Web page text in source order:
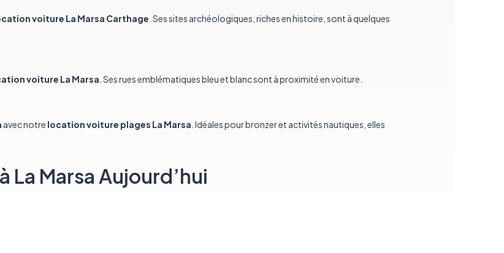
voiture La Marsa Carthage . Ses sites archéologiques, riches en histoire, sont à quelques
voiture La Marsa . Ses rues emblématiques bleu et blanc sont à proximité en voiture.
avec notre location voiture plages La Marsa . Idéales pour bronzer et activités nautiques, elles
La Marsa Aujourd’hui